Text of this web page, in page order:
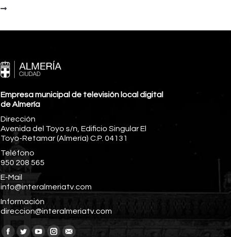
Empresa municipal de televisión local digital
de Almería
Dirección
Avenida del Toyo s/n, Edificio Singular El
Toyo-Retamar (Almería) C.P. 04131
Teléfono
950 208 565
E-Mail
info@interalmeriatv.com
Información
direccion@interalmeriatv.com
Encuéntranos en: